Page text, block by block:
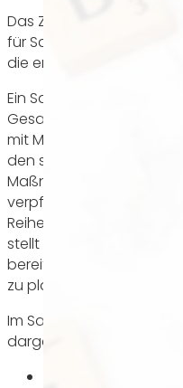
Das Ziel dieses
für
die energetische
Ein Sanierungsfahrplan
Gesamtmaßnahme oder
mit Maßnahmenpaketen
den spezifischen
Maßnahmen des
verpflichtend, sondern
Reihenfolge der
stellt Informationen und
bereit, um die
zu planen und
Im Sanierungsfahrplan
dargestellt wie: